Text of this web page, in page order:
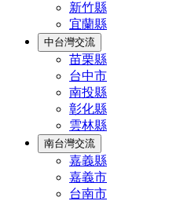
新竹縣
宜蘭縣
中台灣交流
苗栗縣
台中市
南投縣
彰化縣
雲林縣
南台灣交流
嘉義縣
嘉義市
台南市